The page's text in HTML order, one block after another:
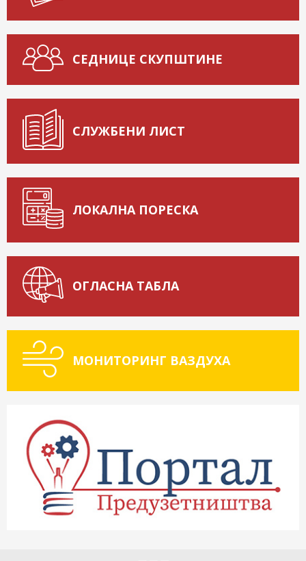
СЕДНИЦЕ СКУПШТИНЕ
СЛУЖБЕНИ ЛИСТ
ЛОКАЛНА ПОРЕСКА
ОГЛАСНА ТАБЛА
МОНИТОРИНГ ВАЗДУХА